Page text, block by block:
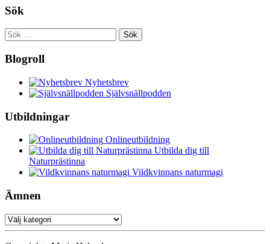
Sök
Sök
efter:
Blogroll
Nyhetsbrev
Självsnällpodden
Utbildningar
Onlineutbildning
Utbilda dig till
Naturprästinna
Vildkvinnans naturmagi
Ämnen
Ämnen